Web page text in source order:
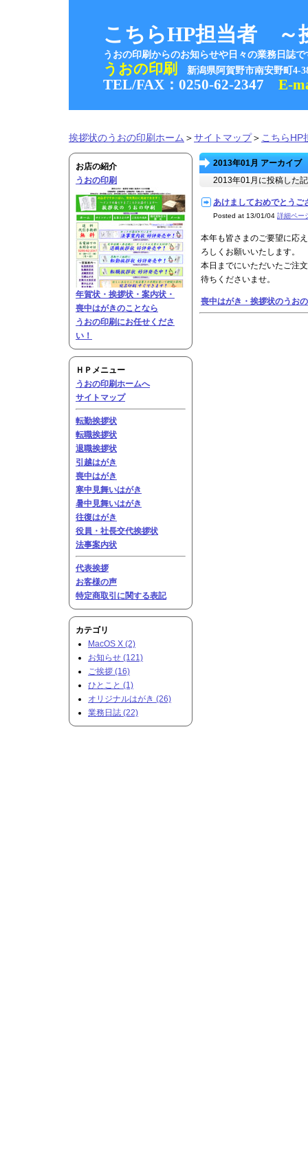
こちらHP担当者 ～
うおの印刷からのお知らせや日々の業務日誌で
うおの印刷 新潟県阿賀野市南安野町
TEL/FAX：0250-62-2347 E-
挨拶状のうおの印刷ホーム ＞サイトマップ＞ こちらHP
2013年01月 アーカイブ
2013年01月に投稿した
あけましておめでとう
Posted at 13/01/04 詳細ペー
本年も皆さまのご要望に応
ろしくお願いいたします。
本日までにいただいたご注
待ちくださいませ。
喪中はがき・挨拶状のうお
お店の紹介
うおの印刷
年賀状・挨拶状・案内状・
喪中はがきのことなら
うおの印刷にお任せくださ
い！
ＨＰメニュー
うおの印刷ホームへ
サイトマップ
転勤挨拶状
転職挨拶状
退職挨拶状
引越はがき
喪中はがき
寒中見舞いはがき
暑中見舞いはがき
往復はがき
役員・社長交代挨拶状
法事案内状
代表挨拶
お客様の声
特定商取引に関する表記
カテゴリ
MacOS X (2)
お知らせ (121)
ご挨拶 (16)
ひとこと (1)
オリジナルはがき (26)
業務日誌 (22)